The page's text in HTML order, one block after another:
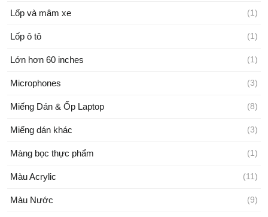
Lốp và mâm xe (1)
Lốp ô tô (1)
Lớn hơn 60 inches (1)
Microphones (3)
Miếng Dán & Ốp Laptop (8)
Miếng dán khác (3)
Màng bọc thực phẩm (1)
Màu Acrylic (11)
Màu Nước (9)